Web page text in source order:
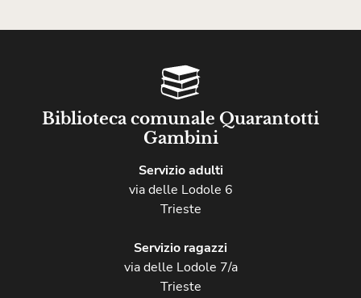
Biblioteca comunale Quarantotti
Gambini
Servizio adulti
via delle Lodole 6
Trieste
Servizio ragazzi
via delle Lodole 7/a
Trieste